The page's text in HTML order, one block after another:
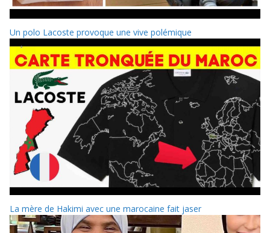
Un polo Lacoste provoque une vive polémique
La mère de Hakimi avec une marocaine fait jaser